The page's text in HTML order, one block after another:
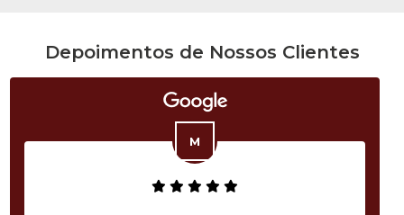
Depoimentos de Nossos Clientes